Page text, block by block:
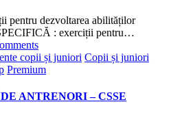
dezvoltarea abilităților
: exerciții pentru…
copii și juniori Copii și juniori
Premium
ANTRENORI – CSSE